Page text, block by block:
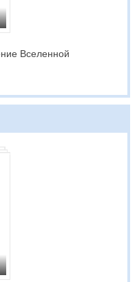
Вселенной